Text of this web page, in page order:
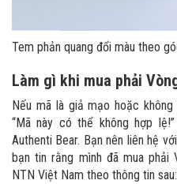
Tem phản quang đổi màu theo
Làm gì khi mua phải
Nếu mã là giả mạo hoặc
“Mã này có thể không hợp
Authenti Bear. Bạn nên liên hệ
bạn tin rằng mình đã mua
NTN Việt Nam theo thông tin sau: